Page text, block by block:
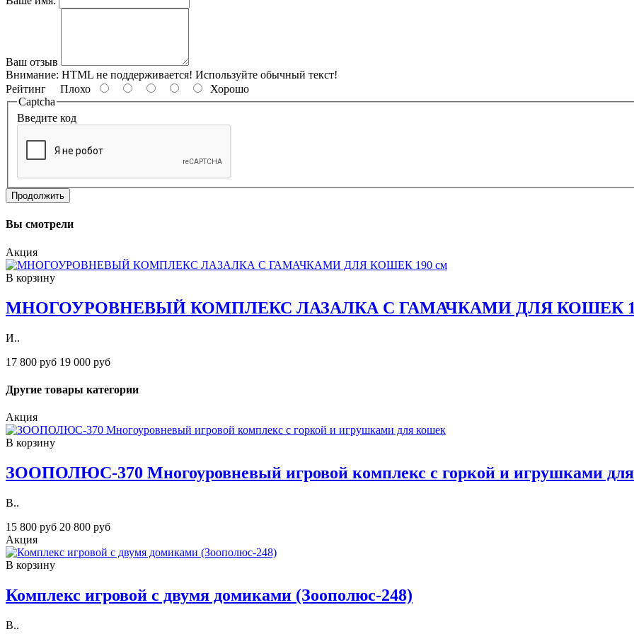
Ваш отзыв
Внимание: HTML не поддерживается! Используйте обычный текст!
Рейтинг Плохо
Хорошо
Captcha
Введите код
Продолжить
Вы смотрели
Акция
В корзину
МНОГОУРОВНЕВЫЙ КОМПЛЕКС ЛАЗАЛКА С ГАМАЧКАМИ ДЛЯ КОШЕК
И..
17 800 руб 19 000 руб
Другие товары категории
Акция
В корзину
ЗOOПОЛЮС-370 Многоуровневый игровой комплекс с горкой и игрушками
В..
15 800 руб 20 800 руб
Акция
В корзину
Комплекс игровой с двумя домиками (Зooпoлюc-248)
В..